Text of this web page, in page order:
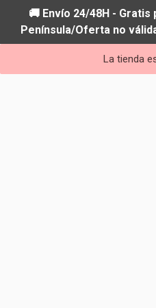
🚚 Envío 24/48H - Gratis
Península/Oferta no
La tienda